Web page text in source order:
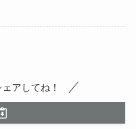
アしてね！